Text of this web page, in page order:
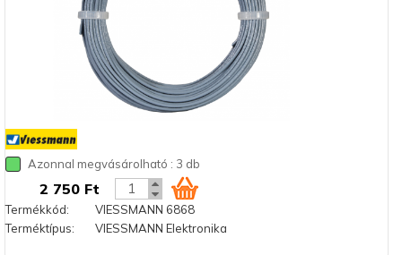
Azonnal megvásárolható : 3 db
2 750 Ft
Termékkód:
VIESSMANN 6868
Terméktípus:
VIESSMANN Elektronika